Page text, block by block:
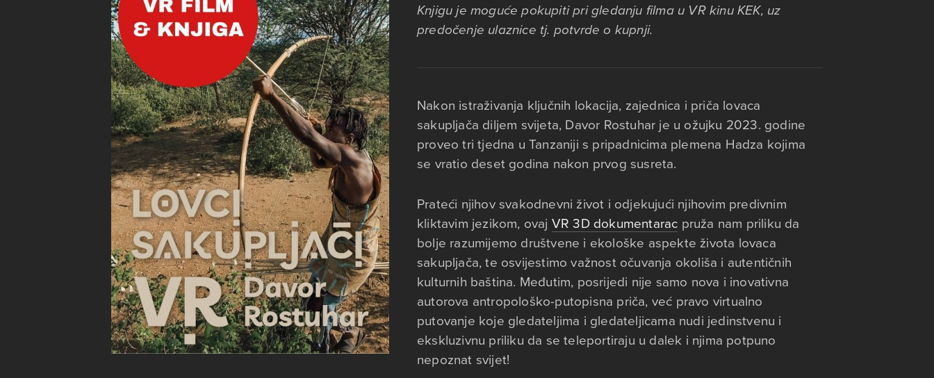
Knjigu je moguće pokupiti pri gledanju filma u VR kinu KEK, uz
predočenje ulaznice tj. potvrde o kupnji.
Nakon istraživanja ključnih lokacija, zajednica i priča lovaca
sakupljača diljem svijeta, Davor Rostuhar je u ožujku 2023. godine
proveo tri tjedna u Tanzaniji s pripadnicima plemena Hadza kojima
se vratio deset godina nakon prvog susreta.
Prateći njihov svakodnevni život i odjekujući njihovim predivnim
kliktavim jezikom, ovaj VR 3D dokumentarac pruža nam priliku da
bolje razumijemo društvene i ekološke aspekte života lovaca
sakupljača, te osvijestimo važnost očuvanja okoliša i autentičnih
kulturnih baština. Međutim, posrijedi nije samo nova i inovativna
autorova antropološko-putopisna priča, već pravo virtualno
putovanje koje gledateljima i gledateljicama nudi jedinstvenu i
ekskluzivnu priliku da se teleportiraju u dalek i njima potpuno
nepoznat svijet!